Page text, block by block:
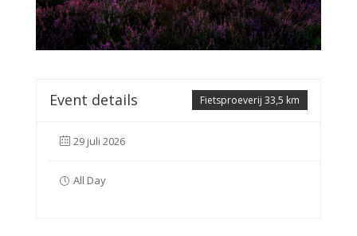
Fietsproeverij 33,5 km
Event details
29 juli 2026
All Day